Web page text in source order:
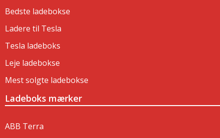
Bedste ladebokse
Ladere til Tesla
Tesla ladeboks
Leje ladebokse
Mest solgte ladebokse
Ladeboks mærker
ABB Terra